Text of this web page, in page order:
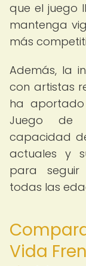
que el juego
mantenga
más
Además, la
con artistas
ha
Juego de
capacidad
actuales y
para
todas las
Vida